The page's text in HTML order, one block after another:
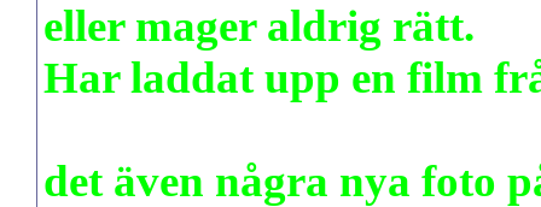
eller mager aldrig rätt.
Har laddat upp en film
det även några nya foto